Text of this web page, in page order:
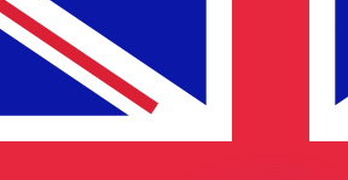
L'application Xe réunit toutes les
nécessaires pour vos transferts
et la gestion de vos devises.
programmez des alertes de taux et
l'argent à l'étranger sans frais
l'application dès aujourd'hui !